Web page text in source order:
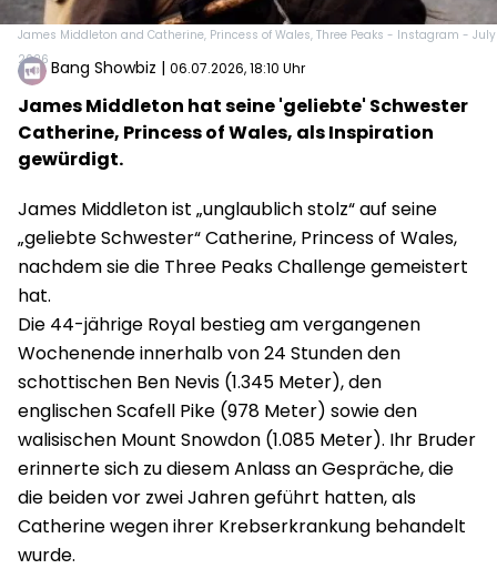
James Middleton and Catherine, Princess of Wales, Three Peaks - Instagram - July
2026 Bang Showbiz | 06.07.2026, 18:10 Uhr
James Middleton hat seine 'geliebte' Schwester
Catherine, Princess of Wales, als Inspiration
gewürdigt.
James Middleton ist „unglaublich stolz“ auf seine
„geliebte Schwester“ Catherine, Princess of Wales,
nachdem sie die Three Peaks Challenge gemeistert
hat.
Die 44-jährige Royal bestieg am vergangenen
Wochenende innerhalb von 24 Stunden den
schottischen Ben Nevis (1.345 Meter), den
englischen Scafell Pike (978 Meter) sowie den
walisischen Mount Snowdon (1.085 Meter). Ihr Bruder
erinnerte sich zu diesem Anlass an Gespräche, die
die beiden vor zwei Jahren geführt hatten, als
Catherine wegen ihrer Krebserkrankung behandelt
wurde.